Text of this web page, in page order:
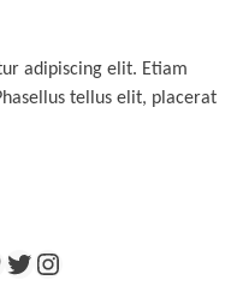
adipiscing elit. Etiam
tellus elit, placerat
X Instagram